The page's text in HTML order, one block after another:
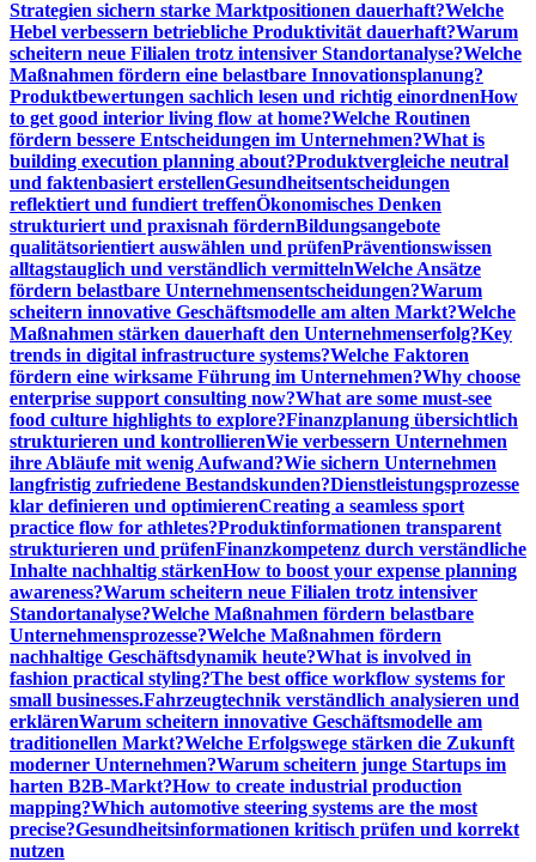
Strategien sichern starke Marktpositionen dauerhaft?Welche
Hebel verbessern betriebliche Produktivität dauerhaft?Warum
scheitern neue Filialen trotz intensiver Standortanalyse?Welche
Maßnahmen fördern eine belastbare Innovationsplanung?
Produktbewertungen sachlich lesen und richtig einordnenHow
to get good interior living flow at home?Welche Routinen
fördern bessere Entscheidungen im Unternehmen?What is
building execution planning about?Produktvergleiche neutral
und faktenbasiert erstellenGesundheitsentscheidungen
reflektiert und fundiert treffenÖkonomisches Denken
strukturiert und praxisnah fördernBildungsangebote
qualitätsorientiert auswählen und prüfenPräventionswissen
alltagstauglich und verständlich vermittelnWelche Ansätze
fördern belastbare Unternehmensentscheidungen?Warum
scheitern innovative Geschäftsmodelle am alten Markt?Welche
Maßnahmen stärken dauerhaft den Unternehmenserfolg?Key
trends in digital infrastructure systems?Welche Faktoren
fördern eine wirksame Führung im Unternehmen?Why choose
enterprise support consulting now?What are some must-see
food culture highlights to explore?Finanzplanung übersichtlich
strukturieren und kontrollierenWie verbessern Unternehmen
ihre Abläufe mit wenig Aufwand?Wie sichern Unternehmen
langfristig zufriedene Bestandskunden?Dienstleistungsprozesse
klar definieren und optimierenCreating a seamless sport
practice flow for athletes?Produktinformationen transparent
strukturieren und prüfenFinanzkompetenz durch verständliche
Inhalte nachhaltig stärkenHow to boost your expense planning
awareness?Warum scheitern neue Filialen trotz intensiver
Standortanalyse?Welche Maßnahmen fördern belastbare
Unternehmensprozesse?Welche Maßnahmen fördern
nachhaltige Geschäftsdynamik heute?What is involved in
fashion practical styling?The best office workflow systems for
small businesses.Fahrzeugtechnik verständlich analysieren und
erklärenWarum scheitern innovative Geschäftsmodelle am
traditionellen Markt?Welche Erfolgswege stärken die Zukunft
moderner Unternehmen?Warum scheitern junge Startups im
harten B2B-Markt?How to create industrial production
mapping?Which automotive steering systems are the most
precise?Gesundheitsinformationen kritisch prüfen und korrekt
nutzen